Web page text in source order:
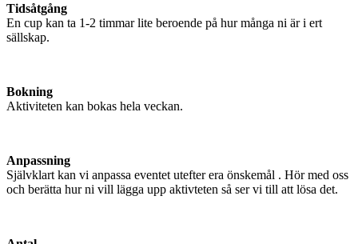
Tidsåtgång
En cup kan ta 1-2 timmar lite beroende på hur många ni är i ert
sällskap.
Bokning
Aktiviteten kan bokas hela veckan.
Anpassning
Självklart kan vi anpassa eventet utefter era önskemål . Hör med oss
och berätta hur ni vill lägga upp aktivteten så ser vi till att lösa det.